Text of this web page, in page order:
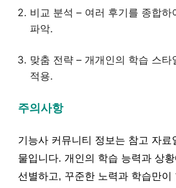
비교 분석 – 여러 후기를 종합하
파악.
맞춤 전략 – 개개인의 학습 스타
적용.
주의사항
기능사 커뮤니티 정보는 참고 자료
물입니다. 개인의 학습 능력과 상
선별하고, 꾸준한 노력과 학습만이